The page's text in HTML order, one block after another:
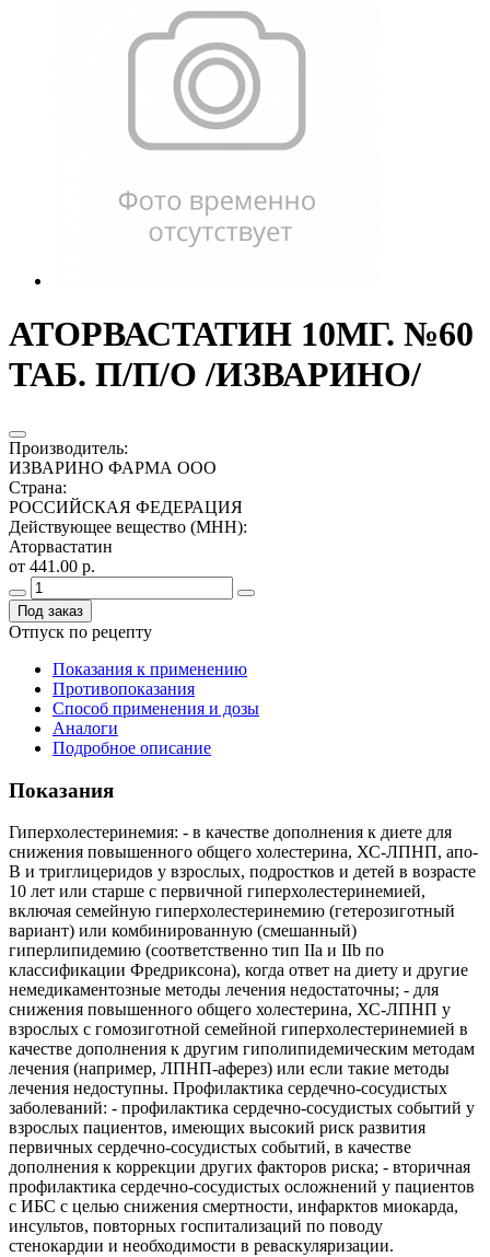
АТОРВАСТАТИН 10МГ. №60
ТАБ. П/П/О /ИЗВАРИНО/
Производитель:
ИЗВАРИНО ФАРМА ООО
Страна:
РОССИЙСКАЯ ФЕДЕРАЦИЯ
Действующее вещество (МНН):
Аторвастатин
от 441.00 р.
Под заказ
Отпуск по рецепту
Показания к применению
Противопоказания
Способ применения и дозы
Аналоги
Подробное описание
Показания
Гиперхолестеринемия: - в качестве дополнения к диете для
снижения повышенного общего холестерина, ХС-ЛПНП, апо-
В и триглицеридов у взрослых, подростков и детей в возрасте
10 лет или старше с первичной гиперхолестеринемией,
включая семейную гиперхолестеринемию (гетерозиготный
вариант) или комбинированную (смешанный)
гиперлипидемию (соответственно тип IIа и IIb по
классификации Фредриксона), когда ответ на диету и другие
немедикаментозные методы лечения недостаточны; - для
снижения повышенного общего холестерина, ХС-ЛПНП у
взрослых с гомозиготной семейной гиперхолестеринемией в
качестве дополнения к другим гиполипидемическим методам
лечения (например, ЛПНП-аферез) или если такие методы
лечения недоступны. Профилактика сердечно-сосудистых
заболеваний: - профилактика сердечно-сосудистых событий у
взрослых пациентов, имеющих высокий риск развития
первичных сердечно-сосудистых событий, в качестве
дополнения к коррекции других факторов риска; - вторичная
профилактика сердечно-сосудистых осложнений у пациентов
с ИБС с целью снижения смертности, инфарктов миокарда,
инсультов, повторных госпитализаций по поводу
стенокардии и необходимости в реваскуляризации.